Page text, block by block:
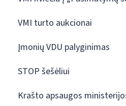
VMI turto aukcionai
Įmonių VDU palyginimas
STOP šešėliui
Krašto apsaugos